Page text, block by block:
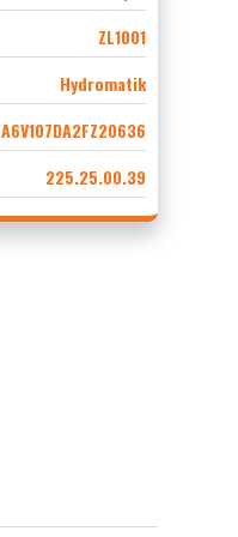
ZL1001
Hydromatik
A6V107DA2FZ20636
225.25.00.39